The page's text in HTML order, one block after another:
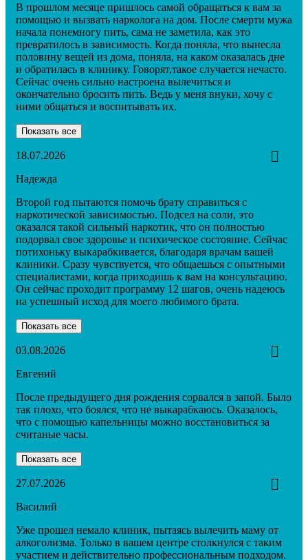
В прошлом месяце пришлось самой обращаться к вам за
помощью и вызвать нарколога на дом. После смерти мужа
начала понемногу пить, сама не заметила, как это
превратилось в зависимость. Когда поняла, что вынесла
половину вещей из дома, поняла, на каком оказалась дне
и обратилась в клинику. Говорят,такое случается нечасто.
Сейчас очень сильно настроена вылечиться и
окончательно бросить пить. Ведь у меня внуки, хочу с
ними общаться и воспитывать их.
Показать все
18.07.2026
Надежда
Второй год пытаются помочь брату справиться с
наркотической зависимостью. Подсел на соли, это
оказался такой сильный наркотик, что он полностью
подорвал свое здоровье и психическое состояние. Сейчас
потихоньку выкарабкивается, благодаря врачам вашей
клиники. Сразу чувствуется, что общаешься с опытными
специалистами, когда приходишь к вам на консультацию.
Он сейчас проходит программу 12 шагов, очень надеюсь
на успешный исход для моего любимого брата.
Показать все
03.08.2026
Евгений
После предыдущего дня рождения сорвался в запой. Было
так плохо, что боялся, что не выкарабкаюсь. Оказалось,
что с помощью капельницы можно восстановиться за
считаные часы.
Показать все
27.07.2026
Василий
Уже прошел немало клиник, пытаясь вылечить маму от
алкоголизма. Только в вашем центре столкнулся с таким
участием и действительно профессиональным подходом.